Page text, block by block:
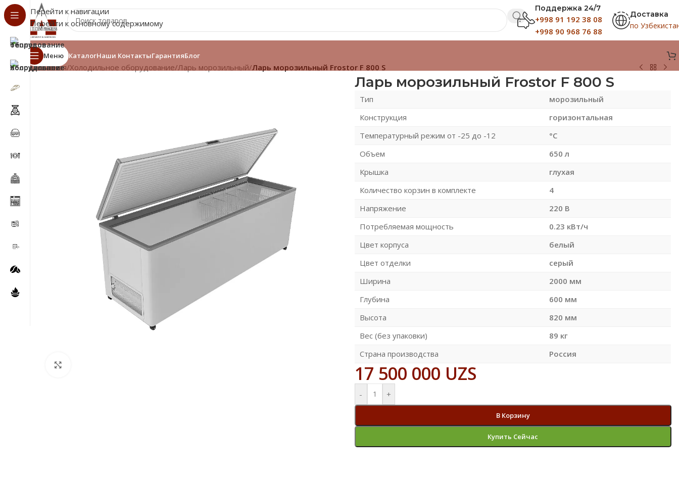
Перейти к навигации
Перейти к основному содержимому
Поддержка 24/7
+998 91 192 38 08
+998 90 968 76 88
Доставка
по
Меню КаталогНаши КонтактыГарантияБлог
Главная/Холодильное оборудование/Ларь морозильный/Ларь морозильный Frostor F 800 S
Ларь морозильный Frostor F 800 S
Тип
морозильный
Конструкция
горизонтальная
Температурный режим от -25 до -12
°С
Объем
650 л
Крышка
глухая
Количество корзин в комплекте
4
Напряжение
220 В
Потребляемая мощность
0.23 кВт/ч
Цвет корпуса
белый
Цвет отделки
серый
Ширина
2000 мм
Глубина
600 мм
Высота
820 мм
Вес (без упаковки)
89 кг
Страна производства
Россия
17 500 000 UZS
- +
В Корзину
Купить Сейчас